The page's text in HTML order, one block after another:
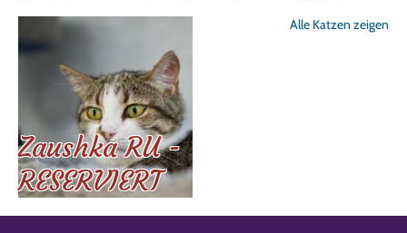
Zaushka RU -
RESERVIERT
Alle Katzen zeigen